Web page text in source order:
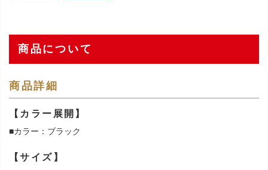
商品について
商品詳細
【カラー展開】
■カラー：ブラック
【サイズ】